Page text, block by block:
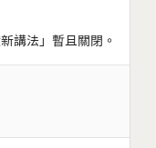
講法」暫且關閉。